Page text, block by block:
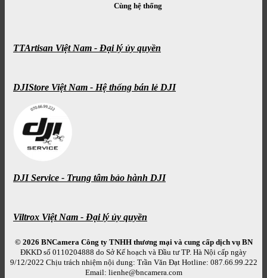
Cùng hệ thống
TTArtisan Việt Nam - Đại lý ủy quyền
DJIStore Việt Nam - Hệ thống bán lẻ DJI
DJI Service - Trung tâm bảo hành DJI
Viltrox Việt Nam - Đại lý ủy quyền
© 2026 BNCamera Công ty TNHH thương mại và cung cấp dịch vụ BN
ĐKKD số 0110204888 do Sở Kế hoạch và Đầu tư TP. Hà Nội cấp ngày
9/12/2022 Chịu trách nhiệm nội dung: Trần Văn Đạt Hotline: 087.66.99.222
Email: lienhe@bncamera.com